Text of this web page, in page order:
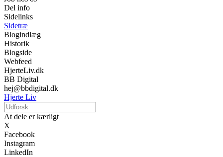
Del info
Sidelinks
Sidetræ
Blogindlæg
Historik
Blogside
Webfeed
HjerteLiv.dk
BB Digital
hej@bbdigital.dk
Hjerte Liv
At dele er kærligt
X
Facebook
Instagram
LinkedIn